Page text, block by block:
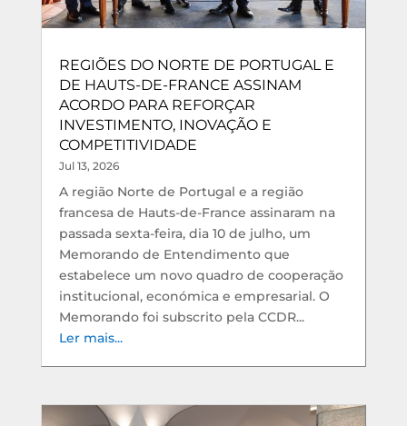
REGIÕES DO NORTE DE PORTUGAL E
DE HAUTS-DE-FRANCE ASSINAM
ACORDO PARA REFORÇAR
INVESTIMENTO, INOVAÇÃO E
COMPETITIVIDADE
Jul 13, 2026
A região Norte de Portugal e a região
francesa de Hauts-de-France assinaram na
passada sexta-feira, dia 10 de julho, um
Memorando de Entendimento que
estabelece um novo quadro de cooperação
institucional, económica e empresarial. O
Memorando foi subscrito pela CCDR...
Ler mais...